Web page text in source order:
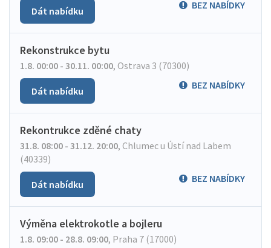
BEZ NABÍDKY
Dát nabídku
Rekonstrukce bytu
1.8. 00:00 - 30.11. 00:00, Ostrava 3 (70300)
BEZ NABÍDKY
Dát nabídku
Rekontrukce zděné chaty
31.8. 08:00 - 31.12. 20:00, Chlumec u Ústí nad Labem
(40339)
BEZ NABÍDKY
Dát nabídku
Výměna elektrokotle a bojleru
1.8. 09:00 - 28.8. 09:00, Praha 7 (17000)